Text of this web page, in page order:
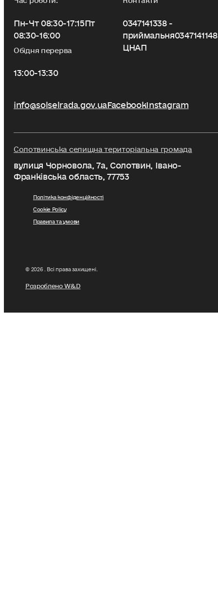
Пн-Чт 08:30-17:15Пт
08:30-16:00
Обідня перерва
13:00-13:30
0347141338 -
приймальня
ЦНАП
info@solselrada.gov.uaFacebookInstagram
Солотвинська селищна територіальна громада
вулиця Чорновола, 7a, Солотвин, Івано-
Франківська область, 77753
Політика конфіденційності
Cookie Policy
Правила та умови
© 2026 . Всі права захищені.
Розроблено W&D